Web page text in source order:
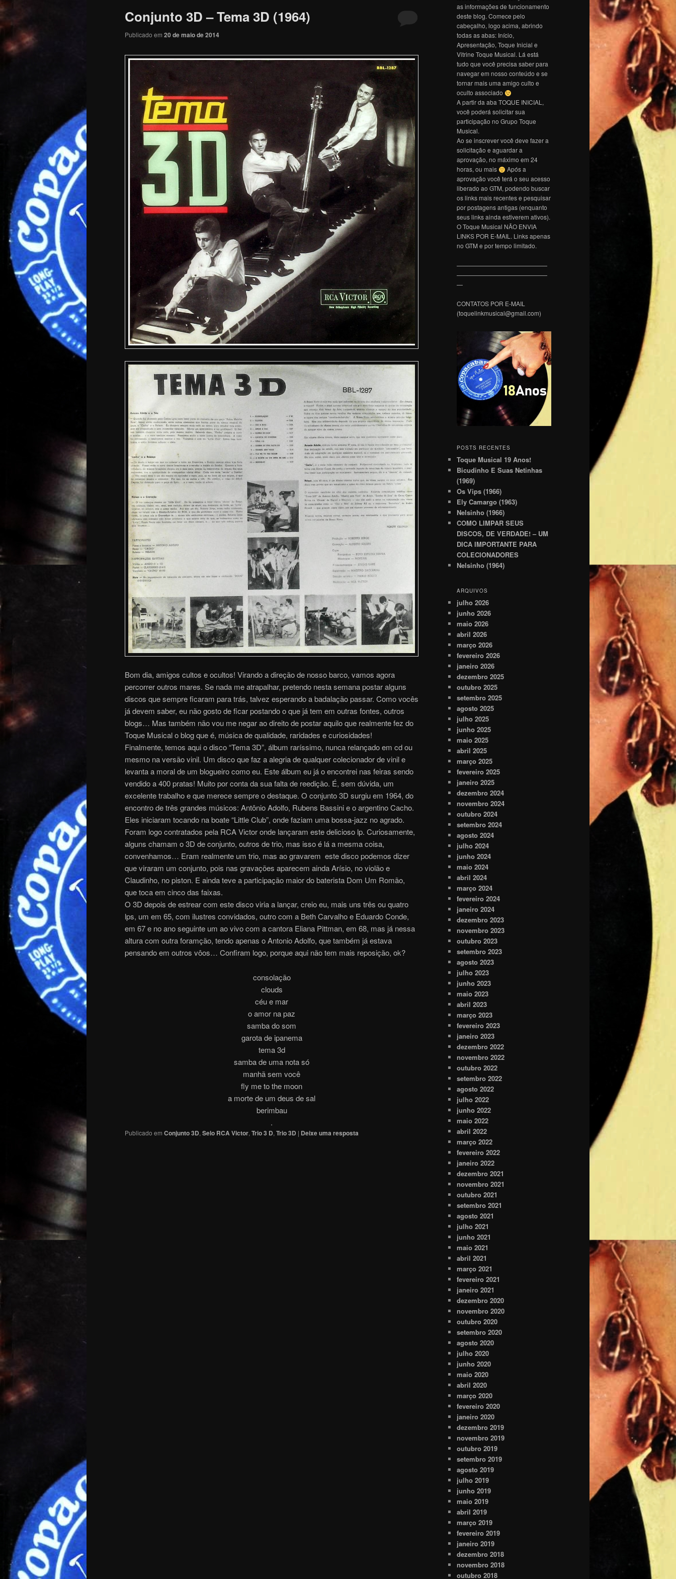
Conjunto 3D – Tema 3D (1964)
Publicado em 20 de maio de 2014
Bom dia, amigos cultos e ocultos! Virando a direção de nosso barco, vamos agora
percorrer outros mares. Se nada me atrapalhar, pretendo nesta semana postar alguns
discos que sempre ficaram para trás, talvez esperando a badalação passar. Como vocês
já devem saber, eu não gosto de ficar postando o que já tem em outras fontes, outros
blogs… Mas também não vou me negar ao direito de postar aquilo que realmente fez do
Toque Musical o blog que é, música de qualidade, raridades e curiosidades!
Finalmente, temos aqui o disco “Tema 3D”, álbum raríssimo, nunca relançado em cd ou
mesmo na versão vinil. Um disco que faz a alegria de qualquer colecionador de vinil e
levanta a moral de um blogueiro como eu. Este álbum eu já o encontrei nas feiras sendo
vendido a 400 pratas! Muito por conta da sua falta de reedição. É, sem dúvida, um
excelente trabalho e que merece sempre o destaque. O conjunto 3D surgiu em 1964, do
encontro de três grandes músicos: Antônio Adolfo, Rubens Bassini e o argentino Cacho.
Eles iniciaram tocando na boate “Little Club”, onde faziam uma bossa-jazz no agrado.
Foram logo contratados pela RCA Victor onde lançaram este delicioso lp. Curiosamente,
alguns chamam o 3D de conjunto, outros de trio, mas isso é lá a mesma coisa,
convenhamos… Eram realmente um trio, mas ao gravarem este disco podemos dizer
que viraram um conjunto, pois nas gravações aparecem ainda Arísio, no violão e
Claudinho, no piston. E ainda teve a participação maior do baterista Dom Um Romão,
que toca em cinco das faixas.
O 3D depois de estrear com este disco viria a lançar, creio eu, mais uns três ou quatro
lps, um em 65, com ilustres convidados, outro com a Beth Carvalho e Eduardo Conde,
em 67 e no ano seguinte um ao vivo com a cantora Eliana Pittman, em 68, mas já nessa
altura com outra foramção, tendo apenas o Antonio Adolfo, que também já estava
pensando em outros vôos… Confiram logo, porque aqui não tem mais reposição, ok?
consolação
clouds
céu e mar
o amor na paz
samba do som
garota de ipanema
tema 3d
samba de uma nota só
manhã sem você
fly me to the moon
a morte de um deus de sal
berimbau
.
Publicado em Conjunto 3D, Selo RCA Victor, Trio 3 D, Trio 3D | Deixe uma resposta
as informações de funcionamento
deste blog. Comece pelo
cabeçalho, logo acima, abrindo
todas as abas: Início,
Apresentação, Toque Inicial e
Vitrine Toque Musical. Lá está
tudo que você precisa saber para
navegar em nosso conteúdo e se
tornar mais uma amigo culto e
oculto associado
A partir da aba TOQUE INICIAL,
você poderá solicitar sua
participação no Grupo Toque
Musical.
Ao se inscrever você deve fazer a
solicitação e aguardar a
aprovação, no máximo em 24
horas, ou mais
Após a
aprovação você terá o seu acesso
liberado ao GTM, podendo buscar
os links mais recentes e pesquisar
por postagens antigas (enquanto
seus links ainda estiverem ativos).
O Toque Musical NÃO ENVIA
LINKS POR E-MAIL. Links apenas
no GTM e por tempo limitado.
———————————————
———————————————
—
CONTATOS POR E-MAIL
(toquelinkmusical@gmail.com)
POSTS RECENTES
Toque Musical 19 Anos!
Bicudinho E Suas Netinhas
(1969)
Os Vips (1966)
Ely Camargo (1963)
Nelsinho (1966)
COMO LIMPAR SEUS
DISCOS, DE VERDADE! – UM
DICA IMPORTANTE PARA
COLECIONADORES
Nelsinho (1964)
ARQUIVOS
julho 2026
junho 2026
maio 2026
abril 2026
março 2026
fevereiro 2026
janeiro 2026
dezembro 2025
outubro 2025
setembro 2025
agosto 2025
julho 2025
junho 2025
maio 2025
abril 2025
março 2025
fevereiro 2025
janeiro 2025
dezembro 2024
novembro 2024
outubro 2024
setembro 2024
agosto 2024
julho 2024
junho 2024
maio 2024
abril 2024
março 2024
fevereiro 2024
janeiro 2024
dezembro 2023
novembro 2023
outubro 2023
setembro 2023
agosto 2023
julho 2023
junho 2023
maio 2023
abril 2023
março 2023
fevereiro 2023
janeiro 2023
dezembro 2022
novembro 2022
outubro 2022
setembro 2022
agosto 2022
julho 2022
junho 2022
maio 2022
abril 2022
março 2022
fevereiro 2022
janeiro 2022
dezembro 2021
novembro 2021
outubro 2021
setembro 2021
agosto 2021
julho 2021
junho 2021
maio 2021
abril 2021
março 2021
fevereiro 2021
janeiro 2021
dezembro 2020
novembro 2020
outubro 2020
setembro 2020
agosto 2020
julho 2020
junho 2020
maio 2020
abril 2020
março 2020
fevereiro 2020
janeiro 2020
dezembro 2019
novembro 2019
outubro 2019
setembro 2019
agosto 2019
julho 2019
junho 2019
maio 2019
abril 2019
março 2019
fevereiro 2019
janeiro 2019
dezembro 2018
novembro 2018
outubro 2018